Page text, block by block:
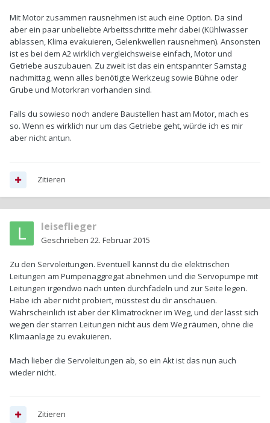
Mit Motor zusammen rausnehmen ist auch eine Option. Da sind
aber ein paar unbeliebte Arbeitsschritte mehr dabei (Kühlwasser
ablassen, Klima evakuieren, Gelenkwellen rausnehmen). Ansonsten
ist es bei dem A2 wirklich vergleichsweise einfach, Motor und
Getriebe auszubauen. Zu zweit ist das ein entspannter Samstag
nachmittag, wenn alles benötigte Werkzeug sowie Bühne oder
Grube und Motorkran vorhanden sind.
Falls du sowieso noch andere Baustellen hast am Motor, mach es
so. Wenn es wirklich nur um das Getriebe geht, würde ich es mir
aber nicht antun.
Zitieren
leiseflieger
Geschrieben 22. Februar 2015
Zu den Servoleitungen. Eventuell kannst du die elektrischen
Leitungen am Pumpenaggregat abnehmen und die Servopumpe mit
Leitungen irgendwo nach unten durchfädeln und zur Seite legen.
Habe ich aber nicht probiert, müsstest du dir anschauen.
Wahrscheinlich ist aber der Klimatrockner im Weg, und der lässt sich
wegen der starren Leitungen nicht aus dem Weg räumen, ohne die
Klimaanlage zu evakuieren.
Mach lieber die Servoleitungen ab, so ein Akt ist das nun auch
wieder nicht.
Zitieren